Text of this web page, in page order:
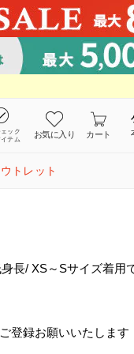
ック
テム
お気に入り カート
トレット
長/ XS～Sサイズ着用
登録お願いいたします